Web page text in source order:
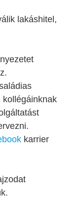
lakáshitel,
kollégáinknak
karrier